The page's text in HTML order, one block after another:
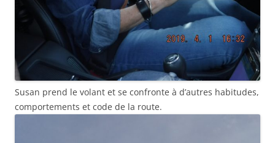
Susan prend le volant et se confronte à d’autres habitudes,
comportements et code de la route.